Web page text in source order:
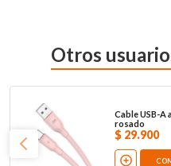
Otros
Cable USB-A
rosado
$ 29.900